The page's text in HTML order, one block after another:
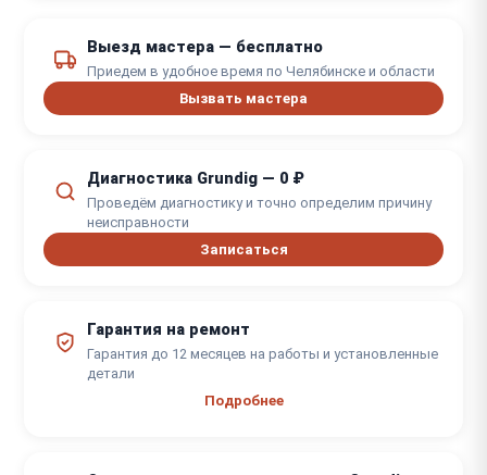
от 1,5 часов
Выезд мастера — бесплатно
Приедем в удобное время по Челябинске и области
Вызвать мастера
Диагностика Grundig — 0 ₽
Проведём диагностику и точно определим причину
неисправности
Записаться
Гарантия на ремонт
Гарантия до 12 месяцев на работы и установленные
детали
Подробнее